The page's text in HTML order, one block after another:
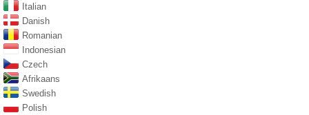
Italian
Danish
Romanian
Indonesian
Czech
Afrikaans
Swedish
Polish